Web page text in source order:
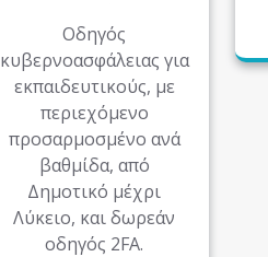
Οδηγός
κυβερνοασφάλειας για
εκπαιδευτικούς, με
περιεχόμενο
προσαρμοσμένο ανά
βαθμίδα, από
Δημοτικό μέχρι
Λύκειο, και δωρεάν
οδηγός 2FA.